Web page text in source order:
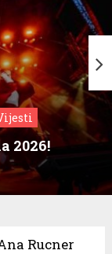
2026!
Rucner